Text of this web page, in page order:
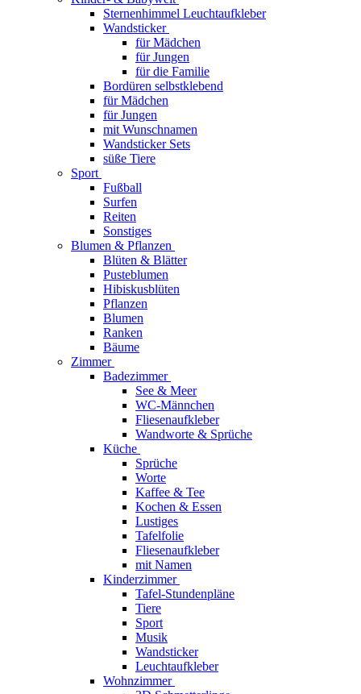
Sternenhimmel Leuchtaufkleber
Wandsticker
für Mädchen
für Jungen
für die Familie
Bordüren selbstklebend
für Mädchen
für Jungen
mit Wunschnamen
Wandsticker Sets
süße Tiere
Sport
Fußball
Surfen
Reiten
Sonstiges
Blumen & Pflanzen
Blüten & Blätter
Pusteblumen
Hibiskusblüten
Pflanzen
Blumen
Ranken
Bäume
Zimmer
Badezimmer
See & Meer
WC-Männchen
Fliesenaufkleber
Wandworte & Sprüche
Küche
Sprüche
Worte
Kaffee & Tee
Kochen & Essen
Lustiges
Tafelfolie
Fliesenaufkleber
mit Namen
Kinderzimmer
Tafel-Stundenpläne
Tiere
Sport
Musik
Wandsticker
Leuchtaufkleber
Wohnzimmer